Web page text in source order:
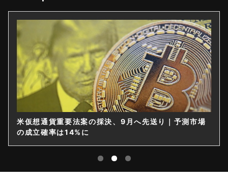
米仮想通貨重要法案の採決、9月へ先送り｜予測市場
の成立確率は14%に